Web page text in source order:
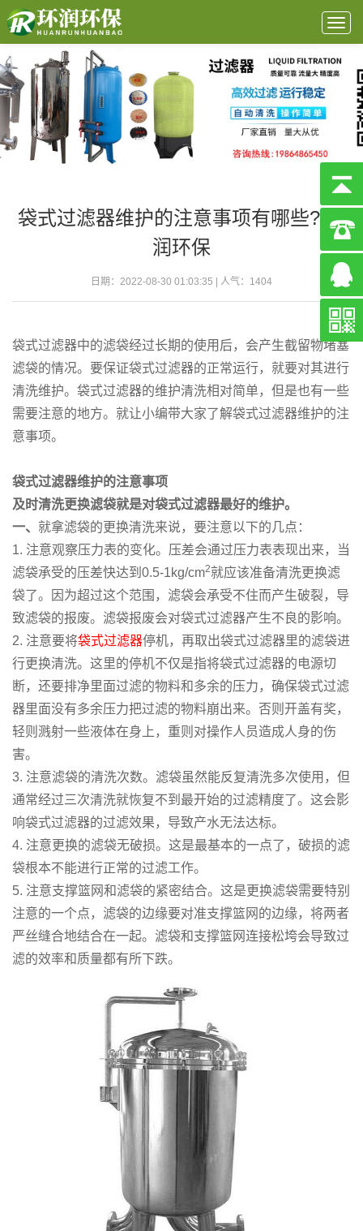
袋式过滤器维护的注意事项有哪些?-环
润环保
日期：2022-08-30 01:03:35 | 人气： 1404
袋式过滤器中的滤袋经过长期的使用后，会产生截留物堵塞
滤袋的情况。要保证袋式过滤器的正常运行，就要对其进行
清洗维护。袋式过滤器的维护清洗相对简单，但是也有一些
需要注意的地方。就让小编带大家了解袋式过滤器维护的注
意事项。
袋式过滤器维护的注意事项
及时清洗更换滤袋就是对袋式过滤器最好的维护。
一、 就拿滤袋的更换清洗来说，要注意以下的几点：
1. 注意观察压力表的变化。压差会通过压力表表现出来，当
滤袋承受的压差快达到0.5-1kg/cm2就应该准备清洗更换滤
袋了。因为超过这个范围，滤袋会承受不住而产生破裂，导
致滤袋的报废。滤袋报废会对袋式过滤器产生不良的影响。
2. 注意要将袋式过滤器停机，再取出袋式过滤器里的滤袋进
行更换清洗。这里的停机不仅是指将袋式过滤器的电源切
断，还要排净里面过滤的物料和多余的压力，确保袋式过滤
器里面没有多余压力把过滤的物料崩出来。否则开盖有奖，
轻则溅射一些液体在身上，重则对操作人员造成人身的伤
害。
3. 注意滤袋的清洗次数。滤袋虽然能反复清洗多次使用，但
通常经过三次清洗就恢复不到最开始的过滤精度了。这会影
响袋式过滤器的过滤效果，导致产水无法达标。
4. 注意更换的滤袋无破损。这是最基本的一点了，破损的滤
袋根本不能进行正常的过滤工作。
5. 注意支撑篮网和滤袋的紧密结合。这是更换滤袋需要特别
注意的一个点，滤袋的边缘要对准支撑篮网的边缘，将两者
严丝缝合地结合在一起。滤袋和支撑篮网连接松垮会导致过
滤的效率和质量都有所下跌。